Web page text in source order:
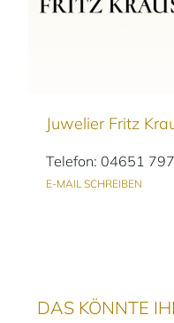
Juwelier Fritz
Telefon: 04651
E-MAIL SCHREIBEN
DAS KÖNNTE